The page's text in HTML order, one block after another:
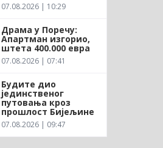
07.08.2026 | 10:29
Драма у Поречу:
Апартман изгорио,
штета 400.000 евра
07.08.2026 | 07:41
Будите дио
јединственог
путовања кроз
прошлост Бијељине
07.08.2026 | 09:47